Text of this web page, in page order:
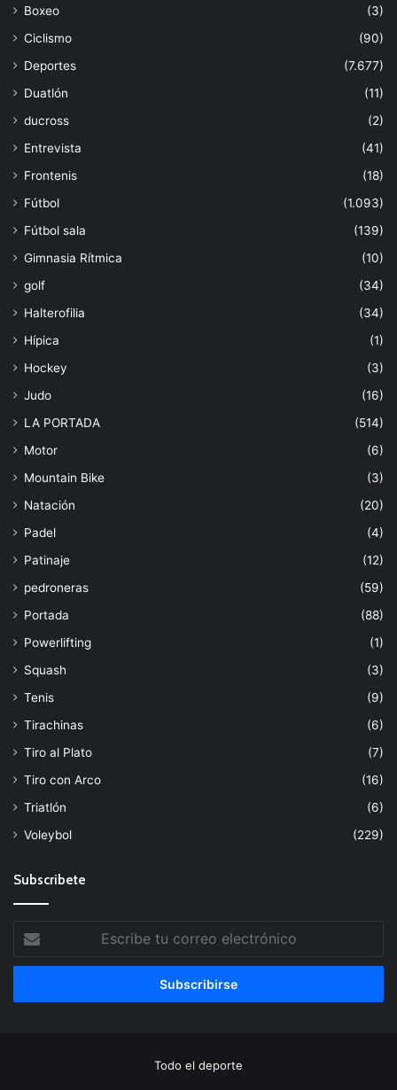
Boxeo
(3)
Ciclismo
(90)
Deportes
(7.677)
Duatlón
(11)
ducross
(2)
Entrevista
(41)
Frontenis
(18)
Fútbol
(1.093)
Fútbol sala
(139)
Gimnasia Rítmica
(10)
golf
(34)
Halterofilia
(34)
Hípica
(1)
Hockey
(3)
Judo
(16)
LA PORTADA
(514)
Motor
(6)
Mountain Bike
(3)
Natación
(20)
Padel
(4)
Patinaje
(12)
pedroneras
(59)
Portada
(88)
Powerlifting
(1)
Squash
(3)
Tenis
(9)
Tirachinas
(6)
Tiro al Plato
(7)
Tiro con Arco
(16)
Triatlón
(6)
Voleybol
(229)
Subscribete
Escribe
tu
correo
Todo el deporte